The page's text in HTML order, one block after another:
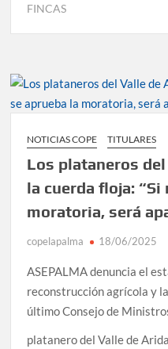
FINCAS
NOTICIAS COPE TITULARES
Los plataneros
la cuerda floja: “Si
moratoria, será
copelapalma 18/06/2025
ASEPALMA denuncia el
reconstrucción agrícola y
último Consejo de
platanero del Valle de